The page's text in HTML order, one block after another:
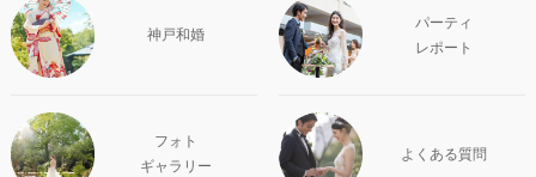
神戸和婚
パーティ
レポート
フォト
ギャラリー
よくある質問